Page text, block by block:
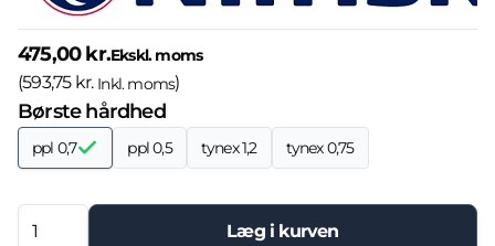
475,00 kr.Ekskl. moms
(593,75 kr. Inkl. moms)
Børste hårdhed
ppl 0,7 ppl 0,5 tynex 1,2 tynex 0,75
Læg i kurven